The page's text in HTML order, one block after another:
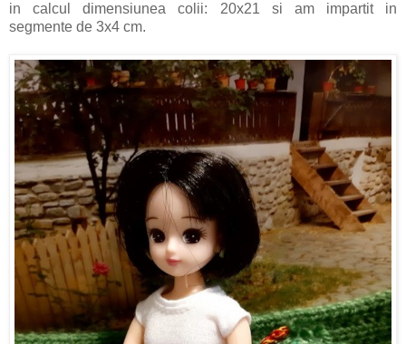
in calcul dimensiunea colii: 20x21 si am impartit in
segmente de 3x4 cm.